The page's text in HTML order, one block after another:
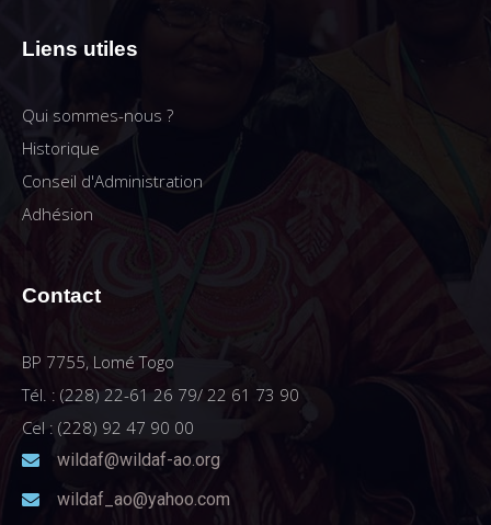
Liens utiles
Qui sommes-nous ?
Historique
Conseil d'Administration
Adhésion
Contact
BP 7755, Lomé Togo
Tél. : (228) 22-61 26 79/ 22 61 73 90
Cel : (228) 92 47 90 00
wildaf@wildaf-ao.org
wildaf_ao@yahoo.com